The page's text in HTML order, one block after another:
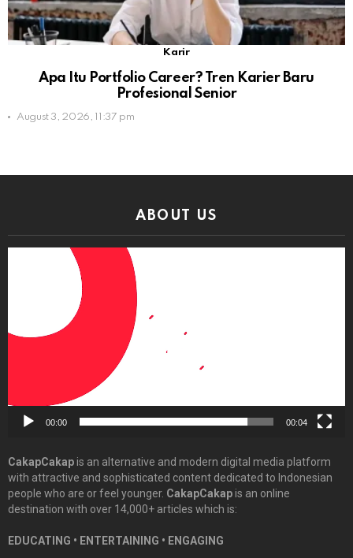
Karir
Apa Itu Portfolio Career? Tren Karier Baru
Profesional Senior
August 3, 2026, 11:37 pm
ABOUT US
00:00 00:04
CakapCakapis an alternative and modern digital media platform
with attractive and sophisticated content dedicated to Indonesian
people who are or feel younger. CakapCakapis an online
destination with over 14,000+ articles which is:
EDUCATING • ENTERTAINING • ENGAGING